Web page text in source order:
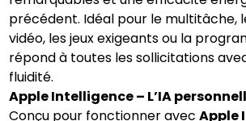
précédent. Idéal pour le multitâche,
vidéo, les jeux exigeants ou la
répond à toutes les sollicitations
fluidité.
Apple Intelligence – L’IA
Conçu pour fonctionner avecApple